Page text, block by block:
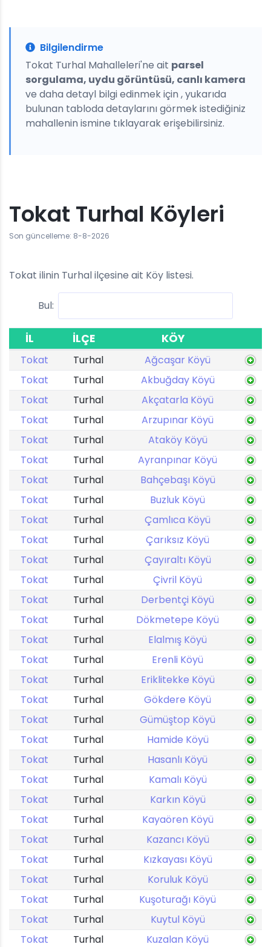
Bilgilendirme
Tokat Turhal Mahalleleri'ne ait parsel
sorgulama, uydu görüntüsü, canlı kamera
ve daha detayl bilgi edinmek için , yukarıda
bulunan tabloda detaylarını görmek istediğiniz
mahallenin ismine tıklayarak erişebilirsiniz.
Tokat Turhal Köyleri
Son güncelleme: 8-8-2026
Tokat ilinin Turhal ilçesine ait Köy listesi.
Bul:
İL İLÇE KÖY
Tokat Turhal
Ağcaşar Köyü
Tokat
Turhal
Akbuğday Köyü
Tokat
Turhal
Akçatarla Köyü
Tokat
Turhal
Arzupınar Köyü
Tokat
Turhal
Ataköy Köyü
Tokat
Turhal
Ayranpınar Köyü
Tokat
Turhal
Bahçebaşı Köyü
Tokat
Turhal
Buzluk Köyü
Tokat
Turhal
Çamlıca Köyü
Tokat
Turhal
Çarıksız Köyü
Tokat
Turhal
Çayıraltı Köyü
Tokat
Turhal
Çivril Köyü
Tokat
Turhal
Derbentçi Köyü
Tokat
Turhal
Dökmetepe Köyü
Tokat
Turhal
Elalmış Köyü
Tokat
Turhal
Erenli Köyü
Tokat
Turhal
Eriklitekke Köyü
Tokat
Turhal
Gökdere Köyü
Tokat
Turhal
Gümüştop Köyü
Tokat
Turhal
Hamide Köyü
Tokat
Turhal
Hasanlı Köyü
Tokat
Turhal
Kamalı Köyü
Tokat
Turhal
Karkın Köyü
Tokat
Turhal
Kayaören Köyü
Tokat
Turhal
Kazancı Köyü
Tokat
Turhal
Kızkayası Köyü
Tokat
Turhal
Koruluk Köyü
Tokat
Turhal
Kuşoturağı Köyü
Tokat
Turhal
Kuytul Köyü
Tokat
Turhal
Kuzalan Köyü